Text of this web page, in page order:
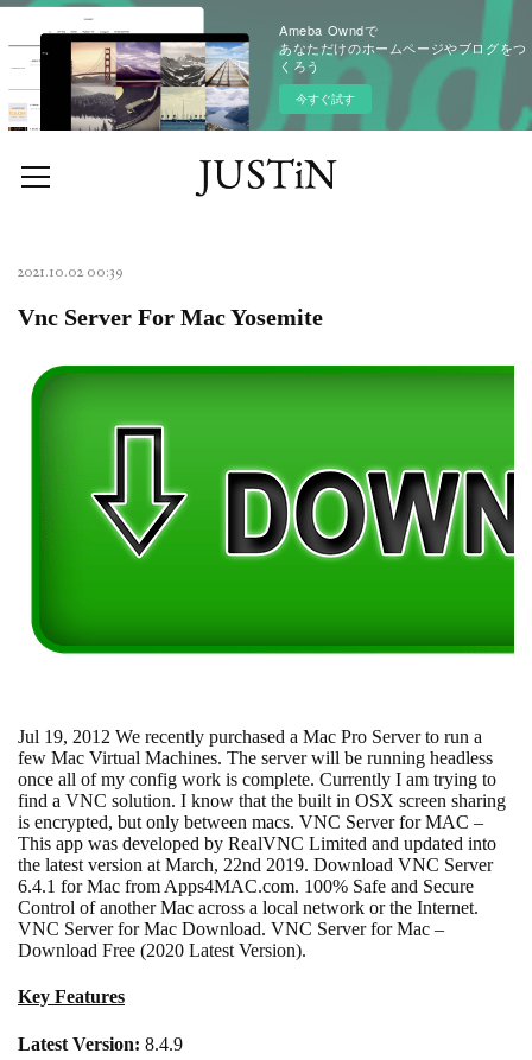
Ameba Owndで
あなただけのホームページやブログをつ
くろう
今すぐ試す
2021.10.02 00:39
Vnc Server For Mac Yosemite